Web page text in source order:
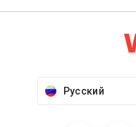
Русский